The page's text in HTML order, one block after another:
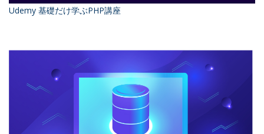
Udemy 基礎だけ学ぶPHP講座